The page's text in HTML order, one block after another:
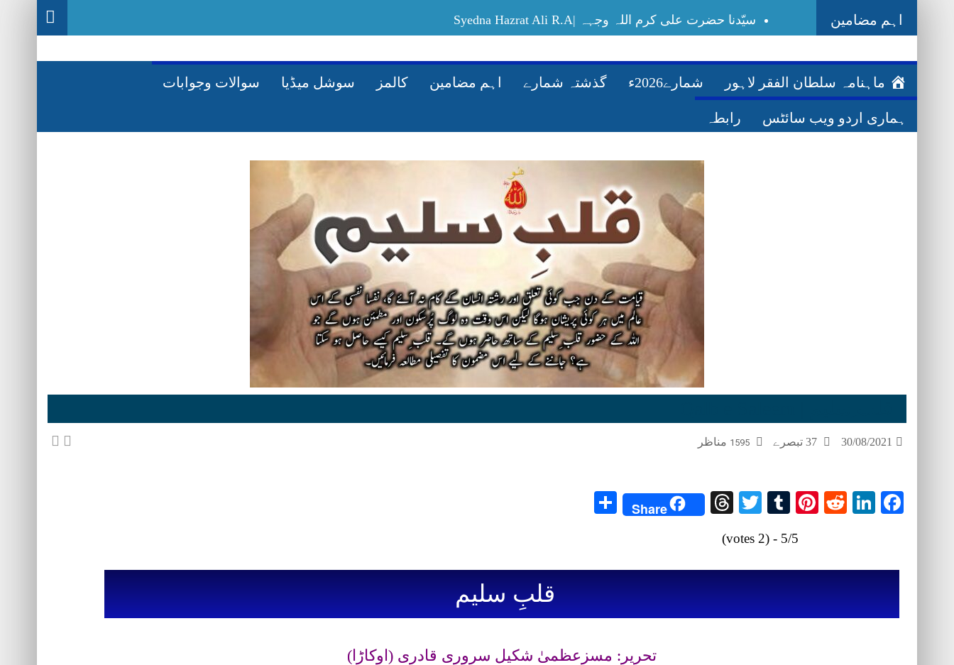
اہم مضامین
سیّدنا حضرت علی کرم اللہ وجہہ |Syedna Hazrat Ali R.A
اللہ کی راہ میں مال خرچ کرنے کے فضائل–Allah-ki-rah-mein-maal-kharach-karney-kay-fazail
بیعت–Bayat
فقر–Faqr
اسم اللہ ذات–Ism-e-Allah Zaat
تصورِاسمِ محمد–Ism-e-Mohammad
مرشد کامل اکمل–Murshid Kamil Akmal
ماہنامہ سلطان الفقر لاہور شمارے2026ء گذشتہ شمارے اہم مضامین کالمز سوشل میڈیا سوالات وجوابات
ہماری اردو ویب سائٹس رابطہ
30/08/2021
1595 مناظر
Facebook
LinkedIn
Reddit
Pinterest
Tumblr
Twitter
Threads
Share
5/5 - (2 votes)
قلبِ سلیم
تحریر: مسزعظمیٰ شکیل سروری قادری (اوکاڑا)